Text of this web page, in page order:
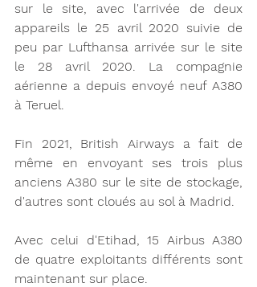
sur le site, avec l'arrivée de deux
appareils le 25 avril 2020 suivie de
peu par Lufthansa arrivée sur le site
le 28 avril 2020. La compagnie
aérienne a depuis envoyé neuf A380
à Teruel.
Fin 2021, British Airways a fait de
même en envoyant ses trois plus
anciens A380 sur le site de stockage,
d'autres sont cloués au sol à Madrid.
Avec celui d'Etihad, 15 Airbus A380
de quatre exploitants différents sont
maintenant sur place.